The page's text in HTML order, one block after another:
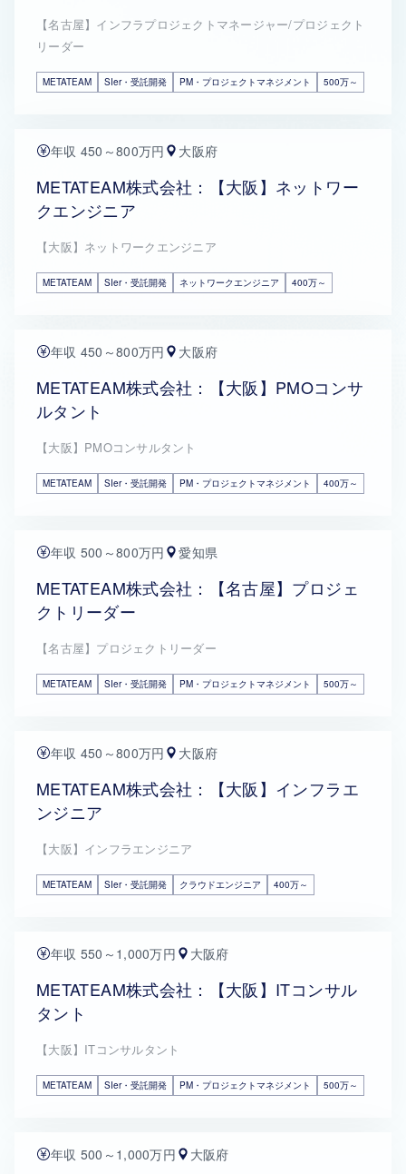
【名古屋】インフラプロジェクトマネージャー/プロジェクト
リーダー
METATEAM SIer・受託開発 PM・プロジェクトマネジメント 500万～
年収 450～800万円 大阪府
METATEAM株式会社：【大阪】ネットワー
クエンジニア
【大阪】ネットワークエンジニア
METATEAM SIer・受託開発 ネットワークエンジニア 400万～
年収 450～800万円 大阪府
METATEAM株式会社：【大阪】PMOコンサ
ルタント
【大阪】PMOコンサルタント
METATEAM SIer・受託開発 PM・プロジェクトマネジメント 400万～
年収 500～800万円 愛知県
METATEAM株式会社：【名古屋】プロジェ
クトリーダー
【名古屋】プロジェクトリーダー
METATEAM SIer・受託開発 PM・プロジェクトマネジメント 500万～
年収 450～800万円 大阪府
METATEAM株式会社：【大阪】インフラエ
ンジニア
【大阪】インフラエンジニア
METATEAM SIer・受託開発 クラウドエンジニア 400万～
年収 550～1,000万円 大阪府
METATEAM株式会社：【大阪】ITコンサル
タント
【大阪】ITコンサルタント
METATEAM SIer・受託開発 PM・プロジェクトマネジメント 500万～
年収 500～1,000万円 大阪府